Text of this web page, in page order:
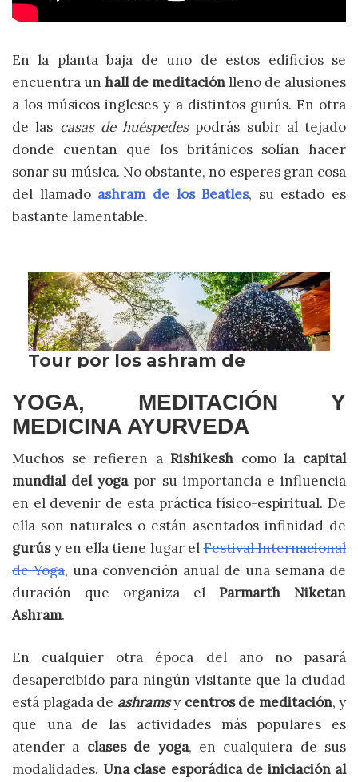
En la planta baja de uno de estos edificios se
encuentra un hall de meditaciónlleno de alusiones
a los músicos ingleses y a distintos gurús. En otra
de las casas de huéspedespodrás subir al tejado
donde cuentan que los británicos solían hacer
sonar su música. No obstante, no esperes gran cosa
del llamado ashram de los Beatles, su estado es
bastante lamentable.
YOGA, MEDITACIÓN Y
MEDICINA AYURVEDA
Muchos se refieren aRishikesh como la capital
mundial del yogapor su importancia e influencia
en el devenir de esta práctica físico-espiritual. De
ella son naturales o están asentados infinidad de
gurúsy en ella tiene lugar elFestival Internacional
de Yoga, una convención anual de una semana de
duración que organiza el Parmarth Niketan
Ashram.
En cualquier otra época del año no pasará
desapercibido para ningún visitante que la ciudad
está plagada de ashramsy centros de meditación, y
que una de las actividades más populares es
atender a clases de yoga, en cualquiera de sus
modalidades. Una clase esporádica de iniciación al